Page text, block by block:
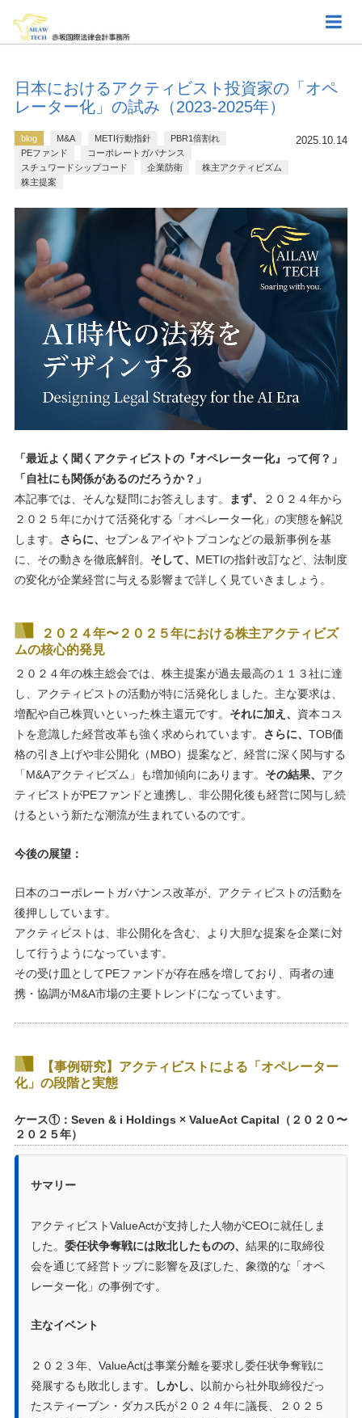
日本におけるアクティビスト投資家の「オペ
レーター化」の試み（2023-2025年）
2025.10.14
blog M&A METI行動指針
PBR1倍割れ
PEファンド
コーポレートガバナンス
スチュワードシップコード
企業防衛
株主アクティビズム
株主提案
「最近よく聞くアクティビストの『オペレーター化』って何？」
「自社にも関係があるのだろうか？」
本記事では、そんな疑問にお答えします。
まず、
２０２４年から
２０２５年にかけて活発化する「オペレーター化」の実態を解説
します。 さらに、 セブン＆アイやトプコンなどの最新事例を基
に、その動きを徹底解剖。 そして、 METIの指針改訂など、法制度
の変化が企業経営に与える影響まで詳しく見ていきましょう。
２０２４年〜２０２５年における株主アクティビズ
ムの核心的発見
２０２４年の株主総会では、株主提案が過去最高の１１３社に達
し、アクティビストの活動が特に活発化しました。主な要求は、
増配や自己株買いといった株主還元です。 それに加え、 資本コス
トを意識した経営改革も強く求められています。 さらに、 TOB価
格の引き上げや非公開化（MBO）提案など、経営に深く関与する
「M&Aアクティビズム」も増加傾向にあります。 その結果、 アク
ティビストがPEファンドと連携し、非公開化後も経営に関与し続
けるという新たな潮流が生まれているのです。
今後の展望：
日本のコーポレートガバナンス改革が、アクティビストの活動を
後押ししています。
アクティビストは、非公開化を含む、より大胆な提案を企業に対
して行うようになっています。
その受け皿としてPEファンドが存在感を増しており、両者の連
携・協調がM&A市場の主要トレンドになっています。
【事例研究】アクティビストによる「オペレーター
化」の段階と実態
ケース①：Seven & i Holdings × ValueAct Capital（２０２０〜
２０２５年）
サマリー
アクティビストValueActが支持した人物がCEOに就任しま
した。 委任状争奪戦には敗北したものの、 結果的に取締役
会を通じて経営トップに影響を及ぼした、象徴的な「オペ
レーター化」の事例です。
主なイベント
２０２３年、ValueActは事業分離を要求し委任状争奪戦に
発展するも敗北します。
しかし、
以前から社外取締役だっ
たスティーブン・ダカス氏が２０２４年に議長、２０２５